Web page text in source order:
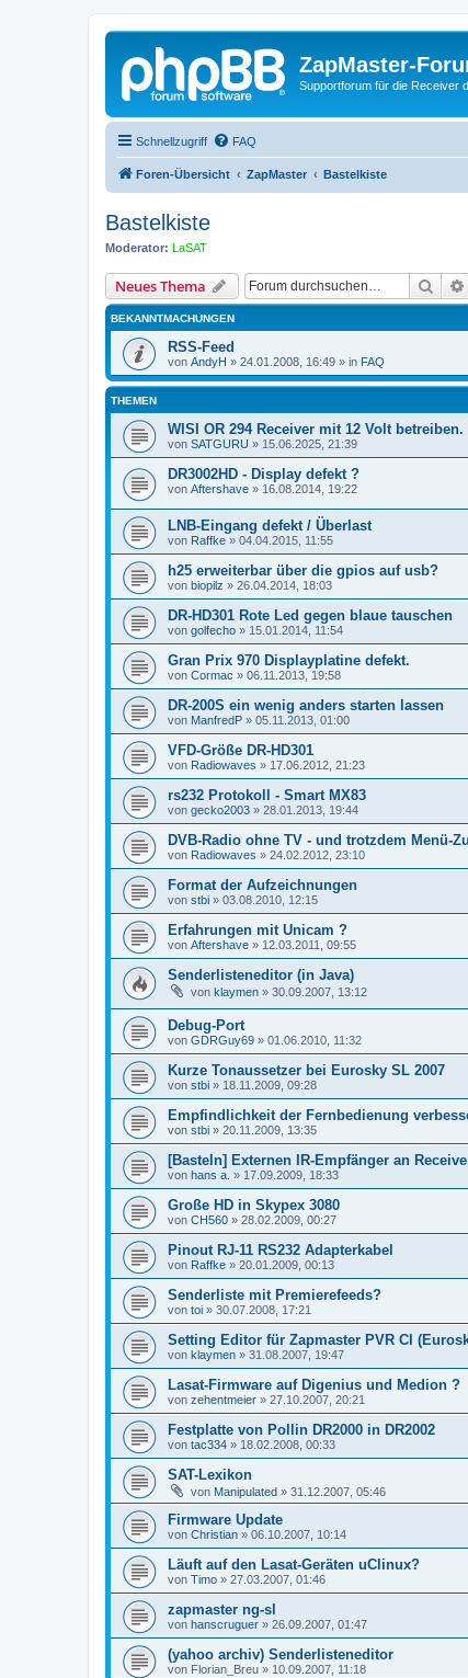
ZapMaster-
Supportforum für die Receiver
Schnellzugriff FAQ
Foren-Übersicht ZapMaster Bastelkiste
Bastelkiste
Moderator: LaSAT
Neues Thema Suche
BEKANNTMACHUNGEN
RSS-Feed
von AndyH » 24.01.2008, 16:49 » in FAQ
THEMEN
WISI OR 294 Receiver mit 12 Volt betreiben.
von SATGURU » 15.06.2025, 21:39
DR3002HD - Display defekt ?
von Aftershave » 16.08.2014, 19:22
LNB-Eingang defekt / Überlast
von Raffke » 04.04.2015, 11:55
h25 erweiterbar über die gpios auf usb?
von biopilz » 26.04.2014, 18:03
DR-HD301 Rote Led gegen blaue tauschen
von golfecho » 15.01.2014, 11:54
Gran Prix 970 Displayplatine defekt.
von Cormac » 06.11.2013, 19:58
DR-200S ein wenig anders starten lassen
von ManfredP » 05.11.2013, 01:00
VFD-Größe DR-HD301
von Radiowaves » 17.06.2012, 21:23
rs232 Protokoll - Smart MX83
von gecko2003 » 28.01.2013, 19:44
DVB-Radio ohne TV - und trotzdem Menü-
von Radiowaves » 24.02.2012, 23:10
Format der Aufzeichnungen
von stbi » 03.08.2010, 12:15
Erfahrungen mit Unicam ?
von Aftershave » 12.03.2011, 09:55
Senderlisteneditor (in Java)
von klaymen » 30.09.2007, 13:12
Debug-Port
von GDRGuy69 » 01.06.2010, 11:32
Kurze Tonaussetzer bei Eurosky SL 2007
von stbi » 18.11.2009, 09:28
Empfindlichkeit der Fernbedienung
von stbi » 20.11.2009, 13:35
[Basteln] Externen IR-Empfänger an
von hans a. » 17.09.2009, 18:33
Große HD in Skypex 3080
von CH560 » 28.02.2009, 00:27
Pinout RJ-11 RS232 Adapterkabel
von Raffke » 20.01.2009, 00:13
Senderliste mit Premierefeeds?
von toi » 30.07.2008, 17:21
Setting Editor für Zapmaster PVR CI
von klaymen » 31.08.2007, 19:47
Lasat-Firmware auf Digenius und Medion ?
von zehentmeier » 27.10.2007, 20:21
Festplatte von Pollin DR2000 in DR2002
von tac334 » 18.02.2008, 00:33
SAT-Lexikon
von Manipulated » 31.12.2007, 05:46
Firmware Update
von Christian » 06.10.2007, 10:14
Läuft auf den Lasat-Geräten uClinux?
von Timo » 27.03.2007, 01:46
zapmaster ng-sl
von hanscruguer » 26.09.2007, 01:47
(yahoo archiv) Senderlisteneditor
von Florian_Breu » 10.09.2007, 11:18